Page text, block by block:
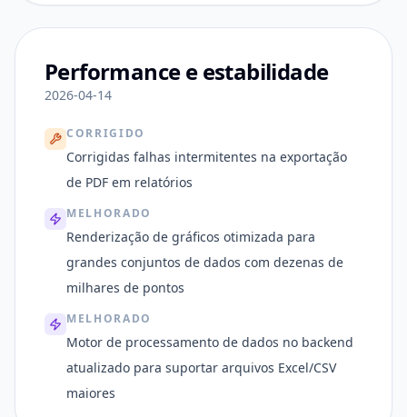
Performance e estabilidade
2026-04-14
CORRIGIDO
Corrigidas falhas intermitentes na exportação
de PDF em relatórios
MELHORADO
Renderização de gráficos otimizada para
grandes conjuntos de dados com dezenas de
milhares de pontos
MELHORADO
Motor de processamento de dados no backend
atualizado para suportar arquivos Excel/CSV
maiores